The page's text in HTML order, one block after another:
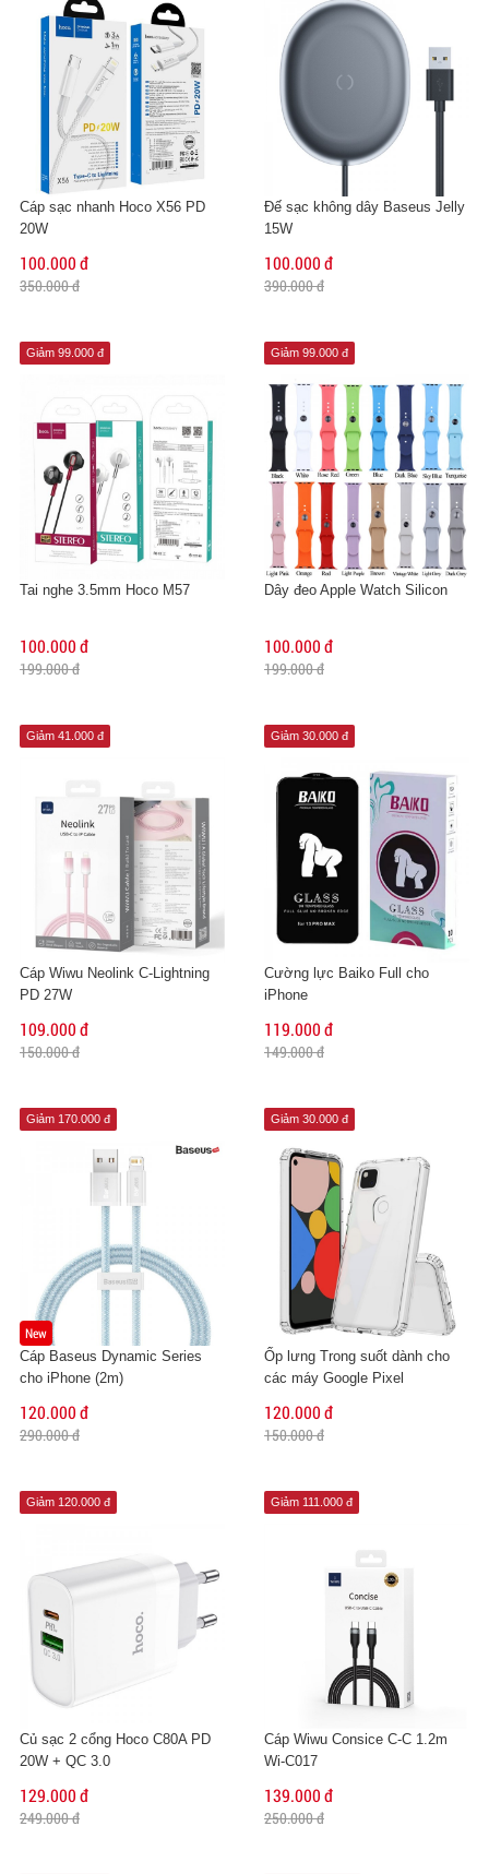
Cáp sạc nhanh Hoco X56 PD
20W
100.000 đ
350.000 đ
Đế sạc không dây Baseus Jelly
15W
100.000 đ
390.000 đ
Giảm 99.000 đ
Tai nghe 3.5mm Hoco M57
100.000 đ
199.000 đ
Giảm 99.000 đ
Dây đeo Apple Watch Silicon
100.000 đ
199.000 đ
Giảm 41.000 đ
Cáp Wiwu Neolink C-Lightning
PD 27W
109.000 đ
150.000 đ
Giảm 30.000 đ
Cường lực Baiko Full cho
iPhone
119.000 đ
149.000 đ
New
Giảm 170.000 đ
Cáp Baseus Dynamic Series
cho iPhone (2m)
120.000 đ
290.000 đ
Giảm 30.000 đ
Ốp lưng Trong suốt dành cho
các máy Google Pixel
120.000 đ
150.000 đ
Giảm 120.000 đ
Củ sạc 2 cổng Hoco C80A PD
20W + QC 3.0
129.000 đ
249.000 đ
Giảm 111.000 đ
Cáp Wiwu Consice C-C 1.2m
Wi-C017
139.000 đ
250.000 đ